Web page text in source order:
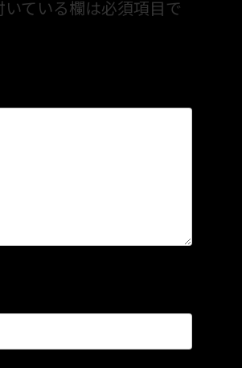
いている欄は必須項目で